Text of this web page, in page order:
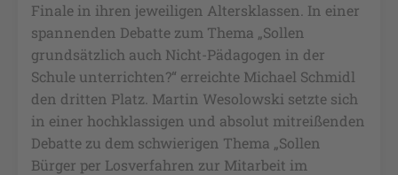
Finale in ihren jeweiligen Altersklassen. In einer
spannenden Debatte zum Thema „Sollen
grundsätzlich auch Nicht-Pädagogen in der
Schule unterrichten?“ erreichte Michael Schmidl
den dritten Platz. Martin Wesolowski setzte sich
in einer hochklassigen und absolut mitreißenden
Debatte zu dem schwierigen Thema „Sollen
Bürger per Losverfahren zur Mitarbeit im